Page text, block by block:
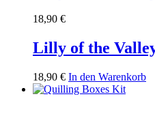
18,90 €
Lilly of the
18,90 € In den Warenkorb